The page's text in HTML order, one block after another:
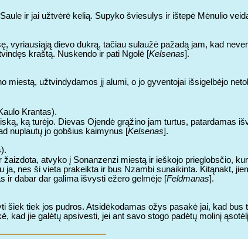
ir jai užtvėrė kelią. Supyko šviesulys ir ištepė Mėnulio
vyriausiąją dievo dukrą, tačiau sulaužė pažadą jam, kad
kraštą. Nuskendo ir pati Ngolė [Kelsenas].
miestą, užtvindydamos jį alumi, o jo gyventojai išsigelbėjo
Krantas).
ką turėjo. Dievas Ojendė grąžino jam turtus, patardamas
nuplautų jo gobšius kaimynus [Kelsenas].
žaizdota, atvyko į Sonanzenzi miestą ir ieškojo prieglobsčio,
ja, nes ši vieta prakeikta ir bus Nzambi sunaikinta. Kitąnakt,
ir dabar dar galima išvysti ežero gelmėje [Feldmanas].
šiek tiek jos pudros. Atsidėkodamas ožys pasakė jai, kad
kad jie galėtų apsivesti, jei ant savo stogo padėtų molinį